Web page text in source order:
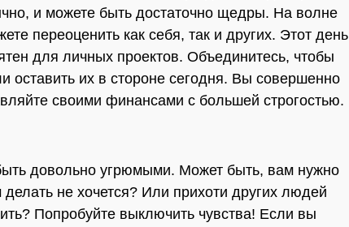
и можете быть достаточно щедры. На волне
переоценить как себя, так и других. Этот день
для личных проектов. Объединитесь, чтобы
оставить их в стороне сегодня. Вы совершенно
своими финансами с большей строгостью.
довольно угрюмыми. Может быть, вам нужно
делать не хочется? Или прихоти других людей
Попробуйте выключить чувства! Если вы